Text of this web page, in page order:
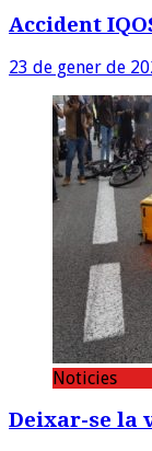
Accident
23 de gener de
Noticies
Deixar-se la